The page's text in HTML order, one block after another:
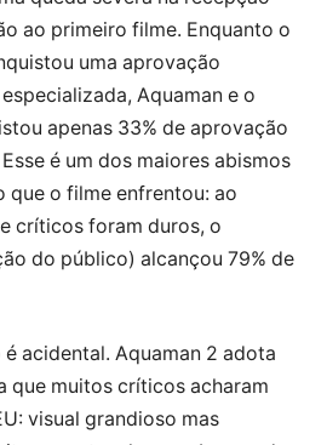
ao primeiro filme. Enquanto o
uma aprovação
Aquaman e o
apenas 33% de aprovação
é um dos maiores abismos
que o filme enfrentou: ao
críticos foram duros, o
do público) alcançou 79% de
acidental. Aquaman 2 adota
que muitos críticos acharam
visual grandioso mas